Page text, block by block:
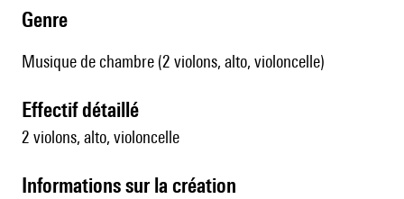
genre
Musique de chambre (2 violons, alto, violoncelle)
effectif détaillé
2 violons, alto, violoncelle
informations sur la création